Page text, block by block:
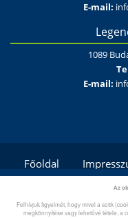
Az
Felhívjuk figyelmét, hogy mivel a sütik
megkönnyítése vagy lehetővé tétele, a
E-mail:
1089
E-mail:
Főoldal
Fizetési és